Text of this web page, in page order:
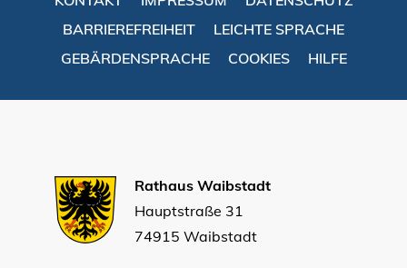
BARRIEREFREIHEIT
LEICHTE SPRACHE
GEBÄRDENSPRACHE
COOKIES HILFE
Rathaus Waibstadt
Hauptstraße 31
74915 Waibstadt